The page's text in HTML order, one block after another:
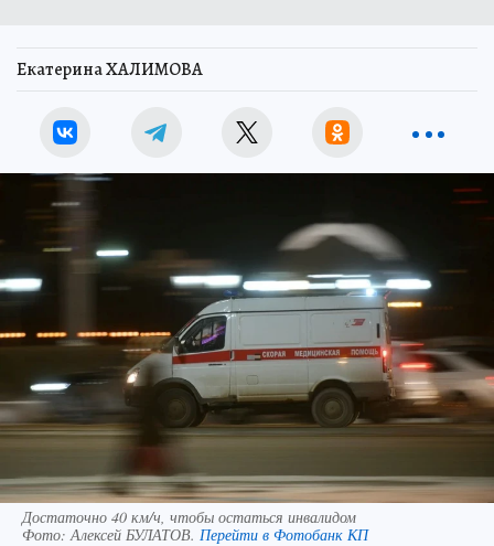
Екатерина ХАЛИМОВА
Достаточно 40 км/ч, чтобы остаться инвалидом
Фото:Алексей БУЛАТОВ. Перейти в Фотобанк КП